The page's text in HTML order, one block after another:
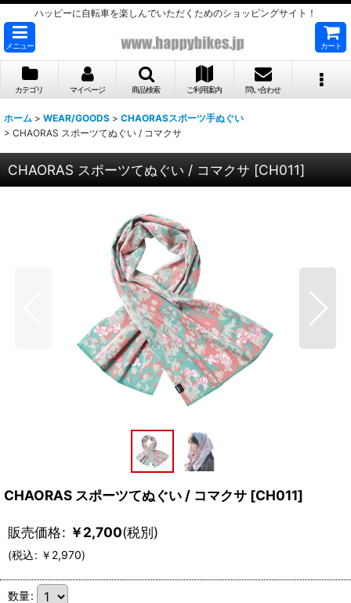
ハッピーに自転車を楽しんでいただくためのショッピングサイト！
メニュー カート
カテゴリ マイページ 商品検索 ご利用案内 問い合わせ
ホーム > WEAR/GOODS > CHAORASスポーツ手ぬぐい
> CHAORAS スポーツてぬぐい / コマクサ
CHAORAS スポーツてぬぐい / コマクサ [CH011]
CHAORAS スポーツてぬぐい / コマクサ [CH011]
販売価格: ￥2,700(税別)
(税込: ￥ 2,970)
数量: